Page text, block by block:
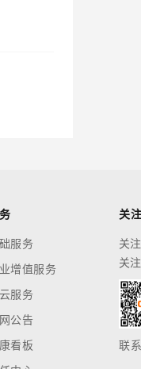
服务
增值服务
服务
公告
看板
关
关
关
联